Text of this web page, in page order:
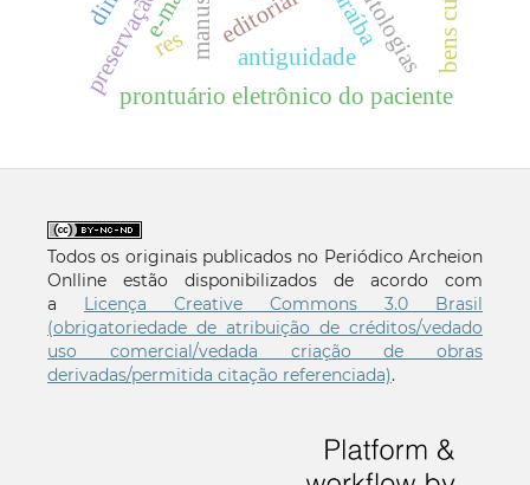
editorial
prontuário eletrônico do paciente
antiguidadeontologias
res
Todos os originais publicados no Periódico Archeion
Onlline estão disponibilizados de acordo com
a
Licença Creative Commons 3.0 Brasil
(obrigatoriedade de atribuição de créditos/vedado
uso comercial/vedada criação de obras
derivadas/permitida citação referenciada).